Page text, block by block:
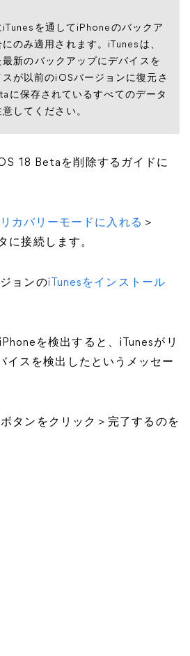
を通してiPhoneのバックア
のみ適用されます。iTunesは、
新のバックアップにデバイスを
が以前のiOSバージョンに復元さ
に保存されているすべてのデータ
してください。
18 Betaを削除するガイドに
カバリーモードに入れる ＞
に接続します。
ョンのiTunesをインストール
を検出すると、iTunesがリ
イスを検出したというメッセー
タンをクリック＞完了するのを